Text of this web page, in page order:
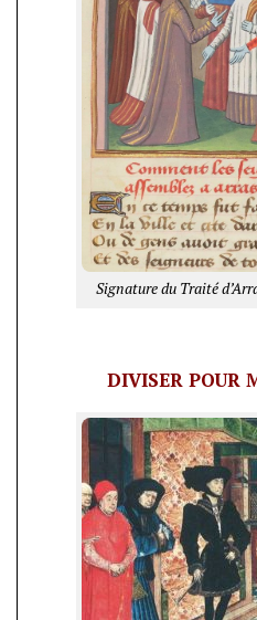
Signature du Traité
DIVISER POUR